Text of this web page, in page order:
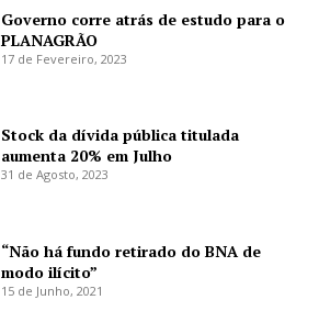
Governo corre atrás de estudo para o
PLANAGRÃO
17 de Fevereiro, 2023
Stock da dívida pública titulada
aumenta 20% em Julho
31 de Agosto, 2023
“Não há fundo retirado do BNA de
modo ilícito”
15 de Junho, 2021